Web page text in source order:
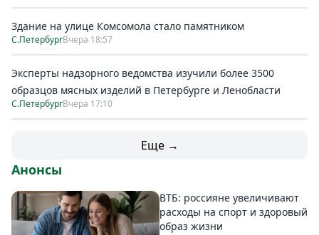
Здание на улице Комсомола стало памятником
С.ПетербургВчера 18:57
Эксперты надзорного ведомства изучили более 3500
образцов мясных изделий в Петербурге и Ленобласти
С.ПетербургВчера 17:10
Еще →
Анонсы
ВТБ: россияне увеличивают
расходы на спорт и здоровый
образ жизни